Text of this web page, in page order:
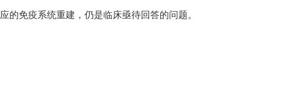
的免疫系统重建，仍是临床亟待回答的问题。